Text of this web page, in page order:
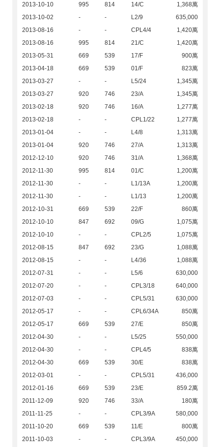
2013-10-10
995 814 14/C
1,368萬
2013-10-02
- - L2/9
635,000
2013-08-16
- - CPL4/4
1,420萬
2013-08-16
995 814 21/C
1,420萬
2013-05-31
669 539 17/F
900萬
2013-04-18
669 539 01/F
823萬
2013-03-27
- - L5/24
1,345萬
2013-03-27
920 746 23/A
1,345萬
2013-02-18
920 746 16/A
1,277萬
2013-02-18
- - CPL1/22
1,277萬
2013-01-04
- - L4/8
1,313萬
2013-01-04
920 746 27/A
1,313萬
2012-12-10
920 746 31/A
1,368萬
2012-11-30
995 814 01/C
1,200萬
2012-11-30
- - L1/13A
1,200萬
2012-11-30
- - L1/13
1,200萬
2012-10-31
669 539 22/F
860萬
2012-10-10
847 692 09/G
1,075萬
2012-10-10
- - CPL2/5
1,075萬
2012-08-15
847 692 23/G
1,088萬
2012-08-15
- - L4/36
1,088萬
2012-07-31
- - L5/6
630,000
2012-07-20
- - CPL3/18
640,000
2012-07-03
- - CPL5/31
630,000
2012-05-17
- - CPL6/34A
850萬
2012-05-17
669 539 27/E
850萬
2012-04-30
- - L5/25
550,000
2012-04-30
- - CPL4/5
838萬
2012-04-30
669 539 30/E
838萬
2012-03-01
- - CPL5/31
436,000
2012-01-16
669 539 23/E
859.2萬
2011-12-09
920 746 33/A
180萬
2011-11-25
- - CPL3/9A
580,000
2011-10-20
669 539 11/E
800萬
2011-10-03
- - CPL3/9A
450,000